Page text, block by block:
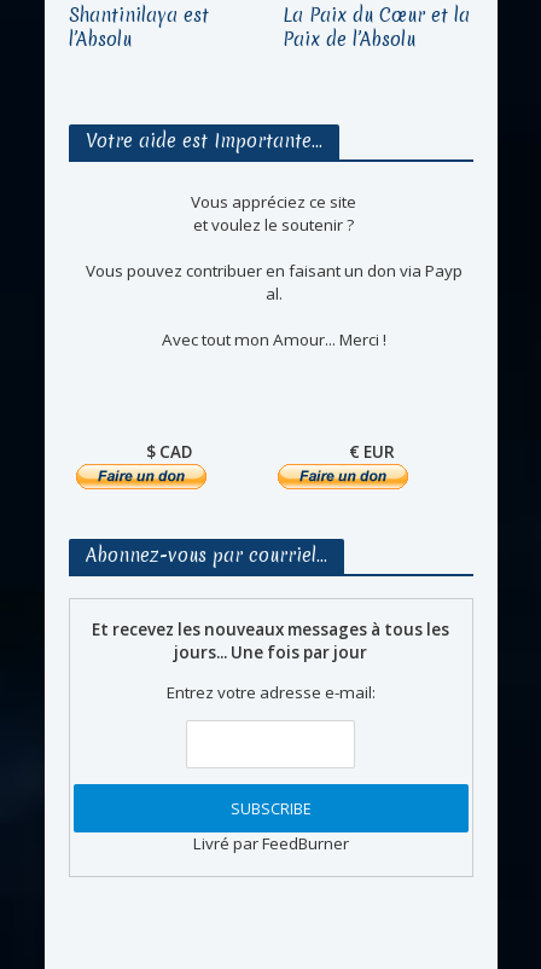
Shantinilaya est
l’Absolu
La Paix du Cœur et la
Paix de l’Absolu
Votre aide est Importante…
Vous appréciez ce site
et voulez le soutenir ?
Vous pouvez contribuer en faisant un don via Payp
al.
Avec tout mon Amour... Merci !
$ CAD € EUR
Abonnez-vous par courriel…
Et recevez les nouveaux messages à tous les
jours... Une fois par jour
Entrez votre adresse e-mail:
Livré par FeedBurner